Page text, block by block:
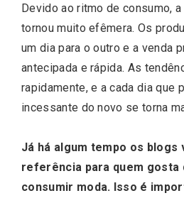
Devido ao ritmo de consumo,
tornou muito efêmera. Os
um dia para o outro e a venda
antecipada e rápida. As
rapidamente, e a cada dia que
incessante do novo se torna
Já há algum tempo os
referência para quem gosta
consumir moda. Isso é